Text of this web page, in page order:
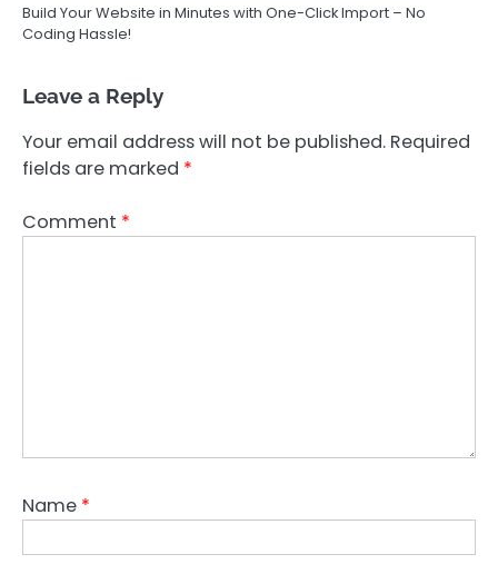
Build Your Website in Minutes with One-Click Import – No
Coding Hassle!
Leave a Reply
Your email address will not be published. Required
fields are marked *
Comment *
Name *